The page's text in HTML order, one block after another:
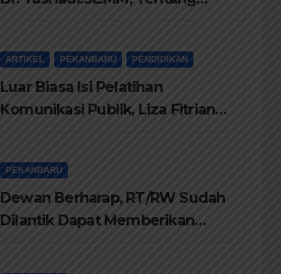
ARTIKEL PEKANBARU PENDIDIKAN
Luar Biasa Isi Pelatihan
Komunikasi Publik, Liza Fitriani
PEKANBARU
Dewan Berharap, RT/RW Sudah
Dilantik Dapat Memberikan